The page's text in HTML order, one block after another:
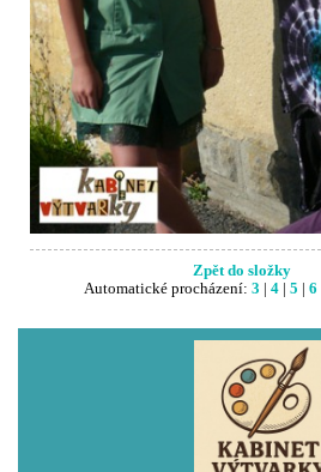
Zpět do složky
Automatické procházení: 3 4| 5 6